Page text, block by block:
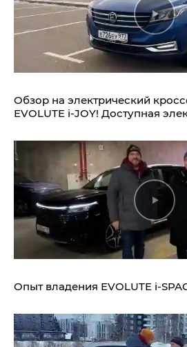
Обзор на электрический
EVOLUTE i‑JOY! Доступная
Опыт владения EVOLUTE